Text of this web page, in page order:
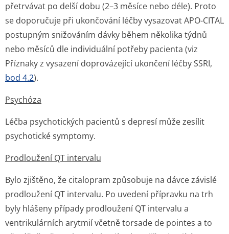
přetrvávat po delší dobu (2–3 měsíce nebo déle). Proto
se doporučuje při ukončování léčby vysazovat APO-CITAL
postupným snižováním dávky během několika týdnů
nebo měsíců dle individuální potřeby pacienta (viz
Příznaky z vysazení doprovázející ukončení léčby SSRI,
bod 4.2).
Psychóza
Léčba psychotických pacientů s depresí může zesílit
psychotické symptomy.
Prodloužení QT intervalu
Bylo zjištěno, že citalopram způsobuje na dávce závislé
prodloužení QT intervalu. Po uvedení přípravku na trh
byly hlášeny případy prodloužení QT intervalu a
ventrikulárních arytmií včetně torsade de pointes a to